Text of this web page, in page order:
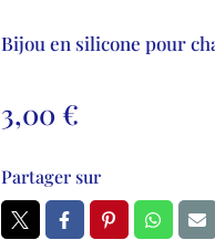
Bijou en silicone pour
3,00 €
Partager sur